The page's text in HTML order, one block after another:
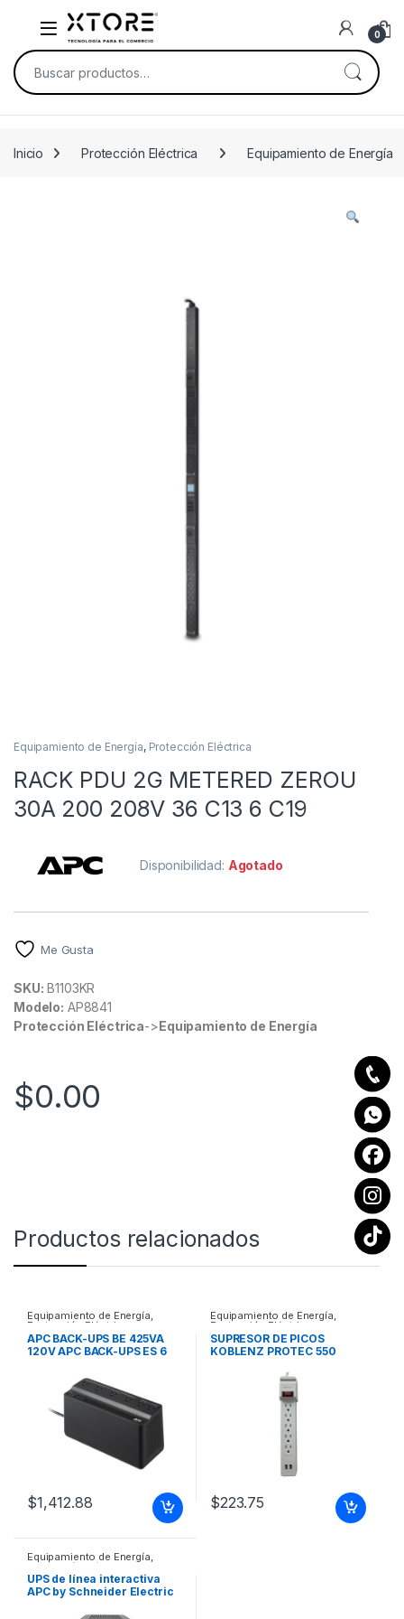
Skip to navigation
Skip to content
0
Buscar por:
Inicio Protección Eléctrica Equipamiento de Energía
Equipamiento de Energía, Protección Eléctrica
RACK PDU 2G METERED ZEROU
30A 200 208V 36 C13 6 C19
Disponibilidad: Agotado
Me Gusta
SKU: B1103KR
Modelo: AP8841
Protección Eléctrica->Equipamiento de Energía
$0.00
Productos relacionados
Equipamiento de Energía,
Protección Eléctrica
APC BACK-UPS BE 425VA
120V APC BACK-UPS ES 6
$1,412.88
Equipamiento de Energía,
Protección Eléctrica
SUPRESOR DE PICOS
KOBLENZ PROTEC 550
$223.75
Equipamiento de Energía
Protección Eléctrica
UPS de línea interactiva
APC by Schneider Electric